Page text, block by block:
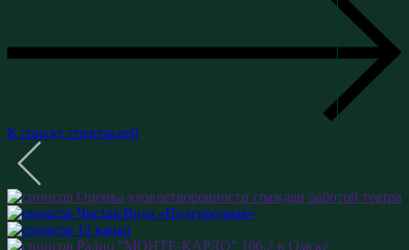
К списку спектаклей